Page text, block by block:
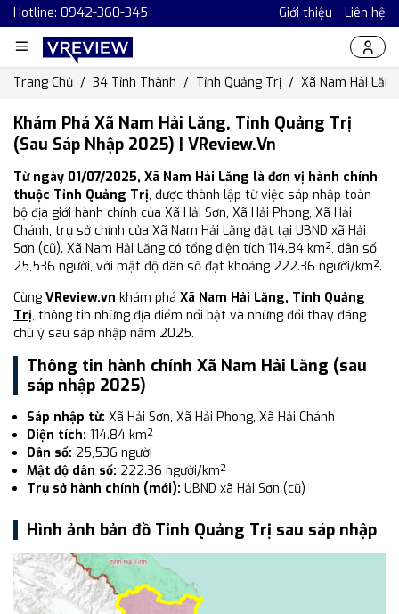
Hotline: 0942-360-345 Giới thiệu Liên hệ
Trang Chủ 34 Tỉnh Thành Tỉnh Quảng Trị Xã Nam Hải Lăng
Khám Phá Xã Nam Hải Lăng, Tỉnh Quảng Trị
(Sau Sáp Nhập 2025) | VReview.vn
Từ ngày 01/07/2025, Xã Nam Hải Lăng là đơn vị hành chính
thuộc Tỉnh Quảng Trị, được thành lập từ việc sáp nhập toàn
bộ địa giới hành chính của Xã Hải Sơn, Xã Hải Phong, Xã Hải
Chánh, trụ sở chính của Xã Nam Hải Lăng đặt tại UBND xã Hải
Sơn (cũ). Xã Nam Hải Lăng có tổng diện tích 114.84 km², dân số
25,536 người, với mật độ dân số đạt khoảng 222.36 người/km².
Cùng VReview.vn khám phá Xã Nam Hải Lăng, Tỉnh Quảng
Trị, thông tin những địa điểm nổi bật và những đổi thay đáng
chú ý sau sáp nhập năm 2025.
Thông tin hành chính Xã Nam Hải Lăng (sau
sáp nhập 2025)
Sáp nhập từ: Xã Hải Sơn, Xã Hải Phong, Xã Hải Chánh
Diện tích: 114.84 km²
Dân số: 25,536 người
Mật độ dân số: 222.36 người/km²
Trụ sở hành chính (mới): UBND xã Hải Sơn (cũ)
Hình ảnh bản đồ Tỉnh Quảng Trị sau sáp nhập